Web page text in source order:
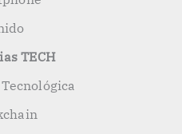
TECH